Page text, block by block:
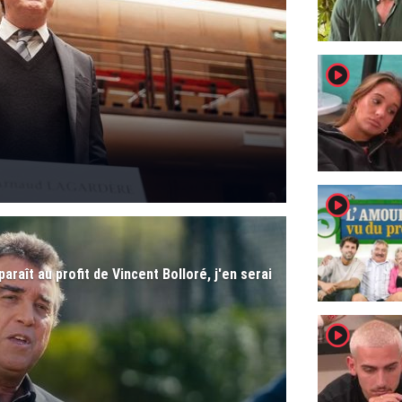
au profit de Vincent Bolloré, j'en serai
player2
player2
player2